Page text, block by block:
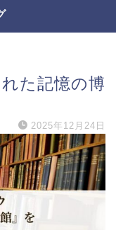
た記憶の博
2025年12月24日